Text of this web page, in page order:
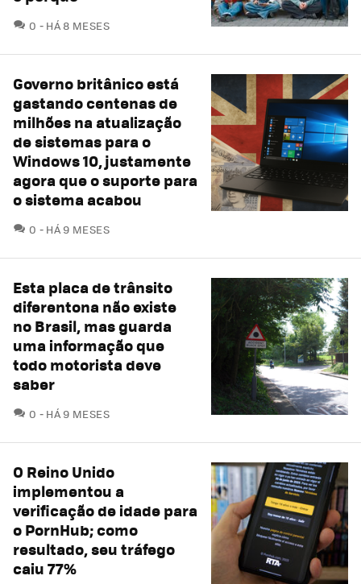
0 COMENTÁRIOS
HÁ 8 MESES
Governo britânico está
gastando centenas de
milhões na atualização
de sistemas para o
Windows 10, justamente
agora que o suporte para
o sistema acabou
0 COMENTÁRIOS
HÁ 9 MESES
Esta placa de trânsito
diferentona não existe
no Brasil, mas guarda
uma informação que
todo motorista deve
saber
0 COMENTÁRIOS
HÁ 9 MESES
O Reino Unido
implementou a
verificação de idade para
o PornHub; como
resultado, seu tráfego
caiu 77%